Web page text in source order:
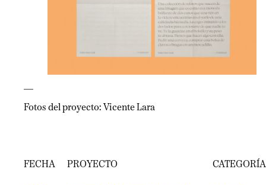
FECHA PROYECTO CATEGORÍA
—
Fotos del proyecto: Vicente Lara